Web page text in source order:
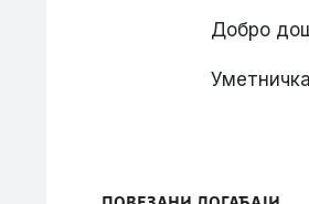
Добро